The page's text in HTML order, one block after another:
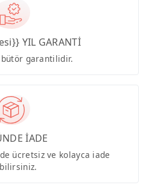
YIL GARANTİ
garantilidir.
İADE
ücretsiz ve kolayca iade